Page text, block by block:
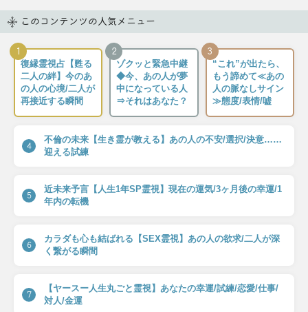
このコンテンツの人気メニュー
1
復縁霊視占【甦る
二人の絆】今のあ
の人の心境/二人が
再接近する瞬間
2
ゾクッと緊急中継
◆今、あの人が夢
中になっている人
⇒それはあなた？
3
“これ”が出たら、
もう諦めて≪あの
人の脈なしサイン
≫態度/表情/嘘
4
不倫の未来【生き霊が教える】あの人の不安/選択/決意……
迎える試練
5
近未来予言【人生1年SP霊視】現在の運気/3ヶ月後の幸運/1
年内の転機
6
カラダも心も結ばれる【SEX霊視】あの人の欲求/二人が深
く繋がる瞬間
7
【ヤースー人生丸ごと霊視】あなたの幸運/試練/恋愛/仕事/
対人/金運